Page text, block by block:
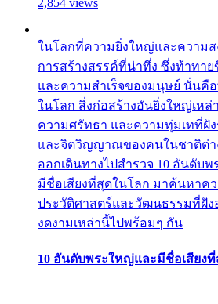
2,854 views
ในโลกที่ความยิ่งใหญ่และความ
การสร้างสรรค์ที่น่าทึ่ง ซึ่งท้าทา
และความสำเร็จของมนุษย์ นั่น
ในโลก สิ่งก่อสร้างอันยิ่งใหญ่เหล่
ความศรัทธา และความทุ่มเทที่ฝั
และจิตวิญญาณของคนในชาติต่า
ออกเดินทางไปสำรวจ 10 อันดับ
มีชื่อเสียงที่สุดในโลก มาค้นหาค
ประวัติศาสตร์และวัฒนธรรมที่ฝัง
งดงามเหล่านี้ไปพร้อมๆ กัน
10 อันดับพระใหญ่และมีชื่อเสียง